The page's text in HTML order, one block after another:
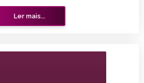
Ler mais...